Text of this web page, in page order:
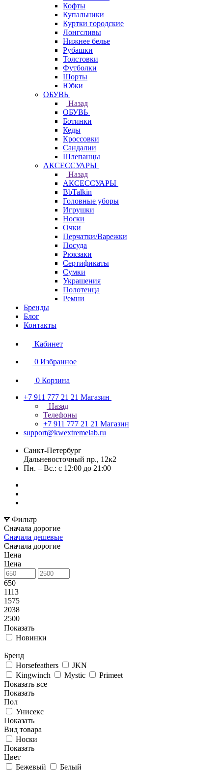
Кофты
Купальники
Куртки городские
Лонгсливы
Нижнее белье
Рубашки
Толстовки
Футболки
Шорты
Юбки
ОБУВЬ
Назад
ОБУВЬ
Ботинки
Кеды
Кроссовки
Сандалии
Шлепанцы
АКСЕССУАРЫ
Назад
АКСЕССУАРЫ
BbTalkin
Головные уборы
Игрушки
Носки
Очки
Перчатки/Варежки
Посуда
Рюкзаки
Сертификаты
Сумки
Украшения
Полотенца
Ремни
Бренды
Блог
Контакты
Кабинет
0 Избранное
0 Корзина
+7 911 777 21 21 Магазин
Назад
Телефоны
+7 911 777 21 21 Магазин
support@kwextremelab.ru
Санкт-Петербург
Дальневосточный пр., 12к2
Пн. – Вс.: с 12:00 до 21:00
Фильтр
Сначала дорогие
Сначала дешевые
Сначала дорогие
Цена
Цена
650
1113
1575
2038
2500
Показать
Новинки
Бренд
Horsefeathers
JKN
Kingwinch
Mystic
Primeet
Показать все
Показать
Пол
Унисекс
Показать
Вид товара
Носки
Показать
Цвет
Бежевый
Белый